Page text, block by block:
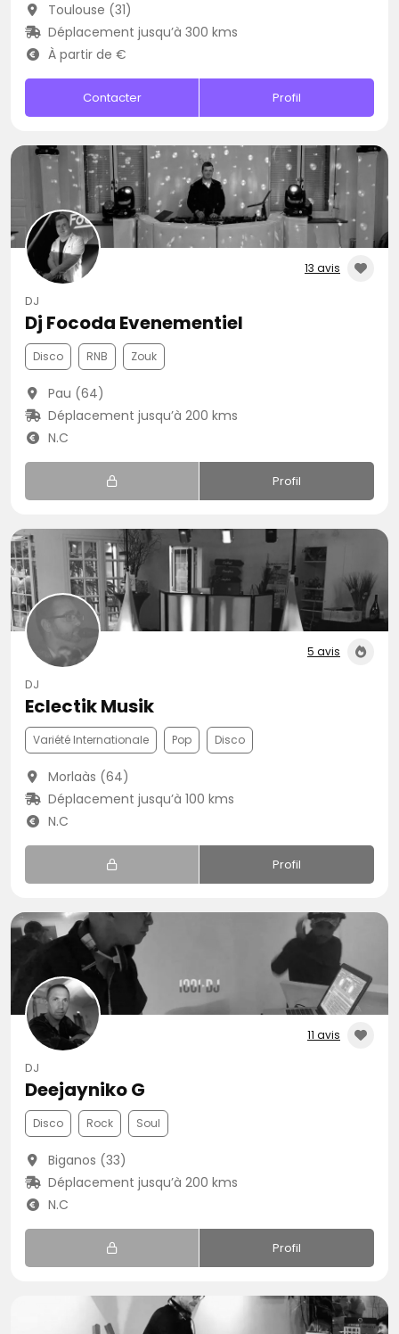
Toulouse (31)
Déplacement jusqu’à 300 kms
À partir de €
Contacter Profil
13 avis
DJ
Dj Focoda Evenementiel
Disco RNB Zouk
Pau (64)
Déplacement jusqu’à 200 kms
N.C
Profil
5 avis
DJ
Eclectik Musik
Variété Internationale Pop Disco
Morlaàs (64)
Déplacement jusqu’à 100 kms
N.C
Profil
11 avis
DJ
Deejayniko G
Disco Rock Soul
Biganos (33)
Déplacement jusqu’à 200 kms
N.C
Profil